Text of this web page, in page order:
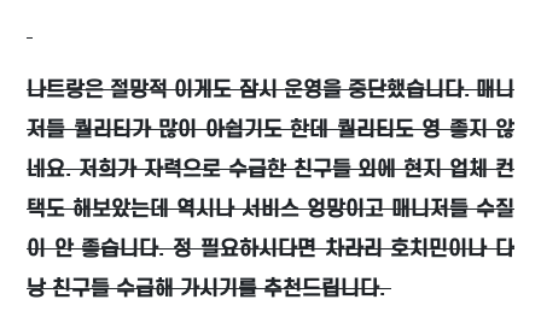
나트랑은 절망적 이게도 잠시 운영을 중단했습니다. 매니
저들 퀄리티가 많이 아쉽기도 한데 퀄리티도 영 좋지 않
네요. 저희가 자력으로 수급한 친구들 외에 현지 업체 컨
택도 해보았는데 역시나 서비스 엉망이고 매니저들 수질
이 안 좋습니다. 정 필요하시다면 차라리 호치민이나 다
낭 친구들 수급해 가시기를 추천드립니다.